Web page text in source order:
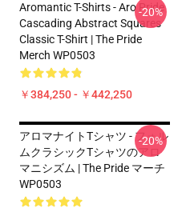
Aromantic T-Shirts - Aro Pride
Cascading Abstract Squares
Classic T-Shirt | The Pride
Merch WP0503
￥384,250 - ￥442,250
-20%
アロマナイトTシャツ - フォル
ムクラシックTシャツのアロ
マニシズム | The Pride マーチ
WP0503
-20%